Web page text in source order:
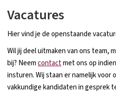
Vacatures
Hier vind je de openstaande
Wil jij deel uitmaken van ons team,
bij? Neemcontactmet ons op
insturen. Wij staan er namelijk voor
vakkundige kandidaten in gesprek